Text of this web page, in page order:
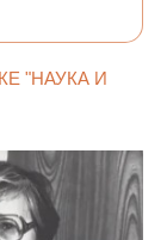
"НАУКА И